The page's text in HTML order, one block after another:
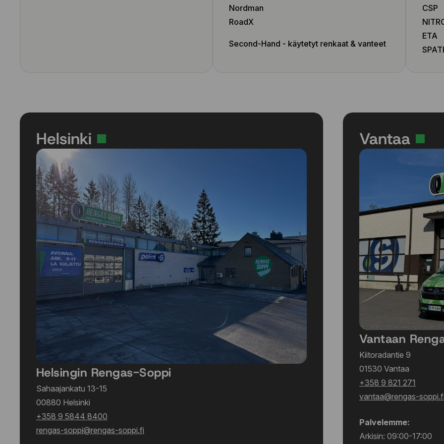
Nordman
RoadX
Second-Hand - käytetyt renkaat & vanteet
CSP
ETA
Helsinki
Helsingin Rengas-Soppi
Sahaajankatu 13-15
00880 Helsinki
+358 9 5844 8400
rengas-soppi@rengas-soppi.fi
Vantaa
Vantaan
Kiitoradantie 9
01530 Vantaa
+358 9 821 271
vantaa@rengas-
Palvelemme:
Arkisin: 09:00-17:00